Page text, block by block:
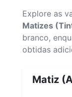
Explore as
Matizes
branco,
obtidas
Matiz